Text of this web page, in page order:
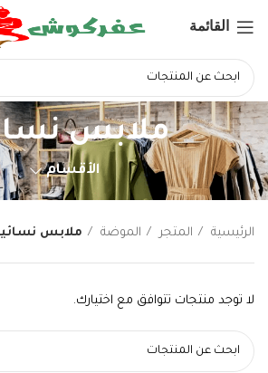
القائمة
ملابس
الأقسام
الرئيسية المتجر الموضة ملابس
لا توجد منتجات تتوافق مع اختيارك.